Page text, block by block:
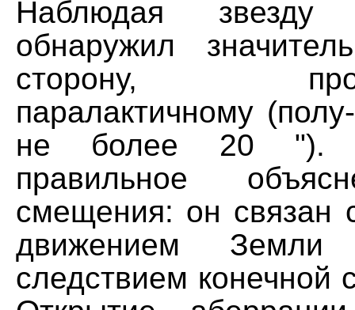
Наблюдая
обнаружил
сторону,
паралактичному
не более 20 ").
правильное
смещения: он связан
движением
следствием конечной